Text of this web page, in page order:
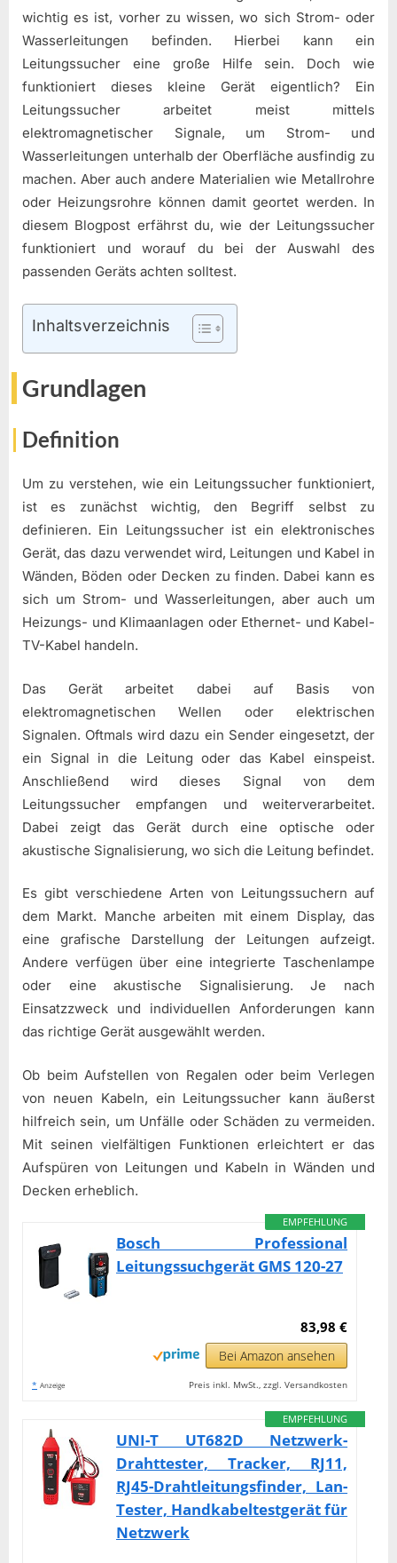
wichtig es ist, vorher zu wissen, wo sich Strom- oder
Wasserleitungen befinden. Hierbei kann ein
Leitungssucher eine große Hilfe sein. Doch wie
funktioniert dieses kleine Gerät eigentlich? Ein
Leitungssucher arbeitet meist mittels
elektromagnetischer Signale, um Strom- und
Wasserleitungen unterhalb der Oberfläche ausfindig zu
machen. Aber auch andere Materialien wie Metallrohre
oder Heizungsrohre können damit geortet werden. In
diesem Blogpost erfährst du, wie der Leitungssucher
funktioniert und worauf du bei der Auswahl des
passenden Geräts achten solltest.
Inhaltsverzeichnis
Grundlagen
Definition
Um zu verstehen, wie ein Leitungssucher funktioniert,
ist es zunächst wichtig, den Begriff selbst zu
definieren. Ein Leitungssucher ist ein elektronisches
Gerät, das dazu verwendet wird, Leitungen und Kabel in
Wänden, Böden oder Decken zu finden. Dabei kann es
sich um Strom- und Wasserleitungen, aber auch um
Heizungs- und Klimaanlagen oder Ethernet- und Kabel-
TV-Kabel handeln.
Das Gerät arbeitet dabei auf Basis von
elektromagnetischen Wellen oder elektrischen
Signalen. Oftmals wird dazu ein Sender eingesetzt, der
ein Signal in die Leitung oder das Kabel einspeist.
Anschließend wird dieses Signal von dem
Leitungssucher empfangen und weiterverarbeitet.
Dabei zeigt das Gerät durch eine optische oder
akustische Signalisierung, wo sich die Leitung befindet.
Es gibt verschiedene Arten von Leitungssuchern auf
dem Markt. Manche arbeiten mit einem Display, das
eine grafische Darstellung der Leitungen aufzeigt.
Andere verfügen über eine integrierte Taschenlampe
oder eine akustische Signalisierung. Je nach
Einsatzzweck und individuellen Anforderungen kann
das richtige Gerät ausgewählt werden.
Ob beim Aufstellen von Regalen oder beim Verlegen
von neuen Kabeln, ein Leitungssucher kann äußerst
hilfreich sein, um Unfälle oder Schäden zu vermeiden.
Mit seinen vielfältigen Funktionen erleichtert er das
Aufspüren von Leitungen und Kabeln in Wänden und
Decken erheblich.
EMPFEHLUNG
Bosch Professional
Leitungssuchgerät GMS 120-27
83,98 €
Bei Amazon ansehen
* Anzeige Preis inkl. MwSt., zzgl. Versandkosten
EMPFEHLUNG
UNI-T UT682D Netzwerk-
Drahttester, Tracker, RJ11,
RJ45-Drahtleitungsfinder, Lan-
Tester, Handkabeltestgerät für
Netzwerk